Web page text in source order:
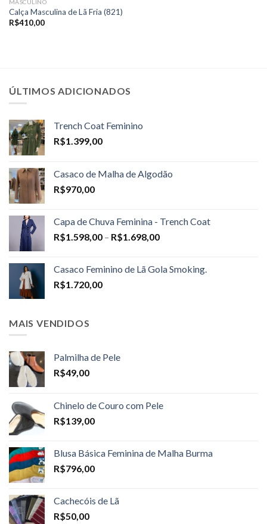
MASCULINO
Calça Masculina de Lã Fria (821)
R$410,00
ÚLTIMOS ADICIONADOS
Trench Coat Feminino
R$1.399,00
Casaco de Malha de Algodão
R$970,00
Capa de Chuva Feminina - Trench Coat
R$1.598,00 – R$1.698,00Price
through
Casaco Feminino de Lã Gola Smoking.
R$1.720,00
MAIS VENDIDOS
Palmilha de Pele
R$49,00
Chinelo de Couro com Pele
R$139,00
Blusa Básica Feminina de Malha Burma
R$796,00
Cachecóis de Lã
R$50,00